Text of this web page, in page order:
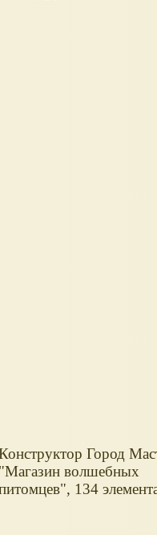
Город
"Магазин волшебных
134